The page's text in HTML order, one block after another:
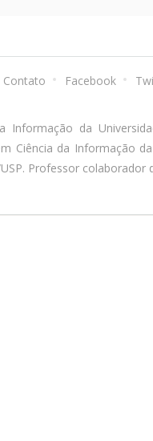
Contato Facebook
Informação da
Ciência da Informação da
Professor colaborador